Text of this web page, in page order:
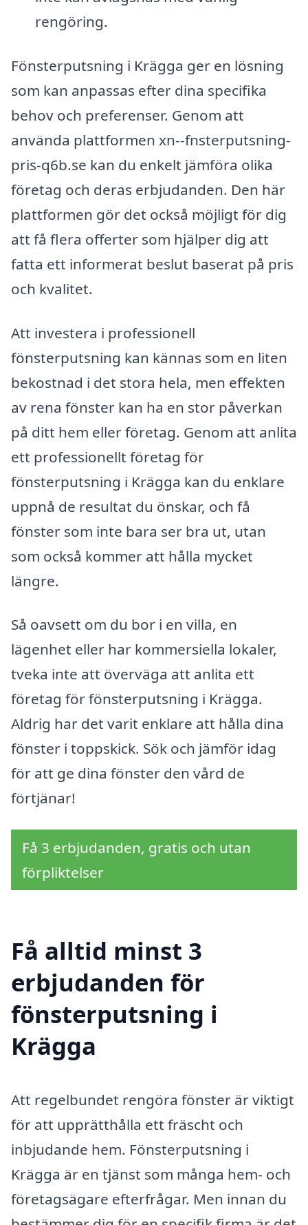
rengöring.
Fönsterputsning i Krägga ger en lösning
som kan anpassas efter dina specifika
behov och preferenser. Genom att
använda plattformen xn--fnsterputsning-
pris-q6b.se kan du enkelt jämföra olika
företag och deras erbjudanden. Den här
plattformen gör det också möjligt för dig
att få flera offerter som hjälper dig att
fatta ett informerat beslut baserat på pris
och kvalitet.
Att investera i professionell
fönsterputsning kan kännas som en liten
bekostnad i det stora hela, men effekten
av rena fönster kan ha en stor påverkan
på ditt hem eller företag. Genom att anlita
ett professionellt företag för
fönsterputsning i Krägga kan du enklare
uppnå de resultat du önskar, och få
fönster som inte bara ser bra ut, utan
som också kommer att hålla mycket
längre.
Så oavsett om du bor i en villa, en
lägenhet eller har kommersiella lokaler,
tveka inte att överväga att anlita ett
företag för fönsterputsning i Krägga.
Aldrig har det varit enklare att hålla dina
fönster i toppskick. Sök och jämför idag
för att ge dina fönster den vård de
förtjänar!
Få 3 erbjudanden, gratis och utan
förpliktelser
Få alltid minst 3
erbjudanden för
fönsterputsning i
Krägga
Att regelbundet rengöra fönster är viktigt
för att upprätthålla ett fräscht och
inbjudande hem. Fönsterputsning i
Krägga är en tjänst som många hem- och
företagsägare efterfrågar. Men innan du